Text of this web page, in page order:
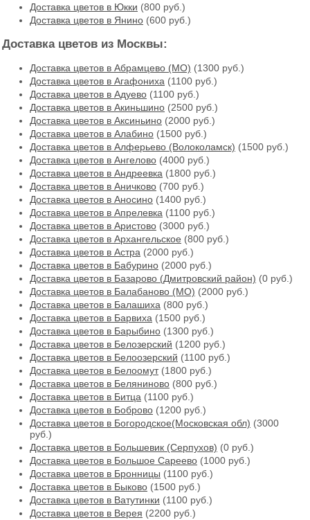
Доставка цветов в Юкки (800 руб.)
Доставка цветов в Янино (600 руб.)
Доставка цветов из Москвы:
Доставка цветов в Абрамцево (МО) (1300 руб.)
Доставка цветов в Агафониха (1100 руб.)
Доставка цветов в Адуево (1100 руб.)
Доставка цветов в Акиньшино (2500 руб.)
Доставка цветов в Аксиньино (2000 руб.)
Доставка цветов в Алабино (1500 руб.)
Доставка цветов в Алферьево (Волоколамск) (1500 руб.)
Доставка цветов в Ангелово (4000 руб.)
Доставка цветов в Андреевка (1800 руб.)
Доставка цветов в Аничково (700 руб.)
Доставка цветов в Аносино (1400 руб.)
Доставка цветов в Апрелевка (1100 руб.)
Доставка цветов в Аристово (3000 руб.)
Доставка цветов в Архангельское (800 руб.)
Доставка цветов в Астра (2000 руб.)
Доставка цветов в Бабурино (2000 руб.)
Доставка цветов в Базарово (Дмитровский район) (0 руб.)
Доставка цветов в Балабаново (МО) (2000 руб.)
Доставка цветов в Балашиха (800 руб.)
Доставка цветов в Барвиха (1500 руб.)
Доставка цветов в Барыбино (1300 руб.)
Доставка цветов в Белозерский (1200 руб.)
Доставка цветов в Белоозерский (1100 руб.)
Доставка цветов в Белоомут(1800 руб.)
Доставка цветов в Беляниново (800 руб.)
Доставка цветов в Битца (1100 руб.)
Доставка цветов в Боброво (1200 руб.)
Доставка цветов в Богородское(Московская обл) (3000
руб.)
Доставка цветов в Большевик (Серпухов) (0 руб.)
Доставка цветов в Большое Сареево (1000 руб.)
Доставка цветов в Бронницы (1100 руб.)
Доставка цветов в Быково (1500 руб.)
Доставка цветов в Ватутинки (1100 руб.)
Доставка цветов в Верея (2200 руб.)